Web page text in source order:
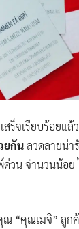
ร็จเรียบร้อยแล้
ยกันลวดลายน่า
วน จำนวนน้อย
“คุณเมจิ” ลูกค้